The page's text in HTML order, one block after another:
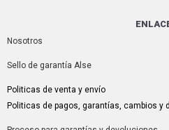
Nosotros
Sello de garantía Alse
Politicas de venta y envío
Politicas de pagos, garantías, cambios y